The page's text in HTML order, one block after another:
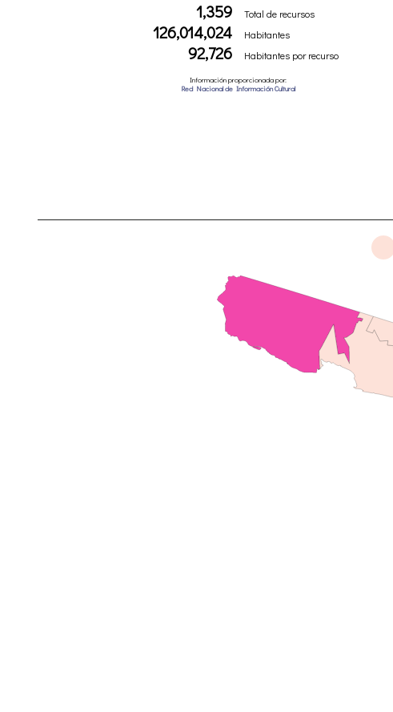
1,359 Total de recursos
126,014,024 Habitantes
92,726 Habitantes por recurso
Información proporcionada por:
Red Nacional de Información Cultural